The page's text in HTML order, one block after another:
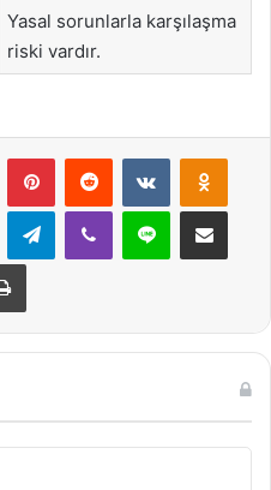
Yasal sorunlarla karşılaşma
riski vardır.
PinterestReddit VKontakte
TelegramViber Line E-Posta ile
Yazdır